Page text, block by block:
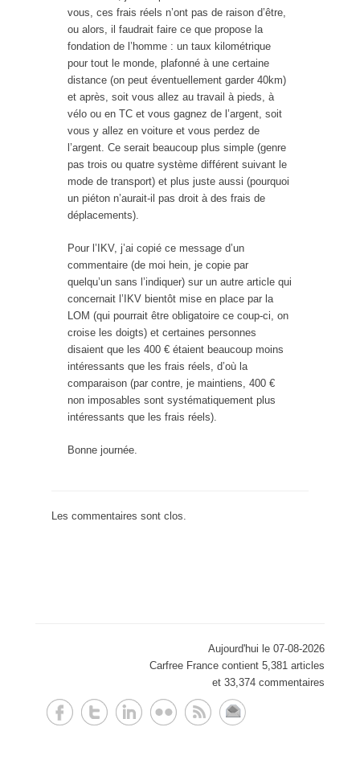
vous, ces frais réels n’ont pas de raison d’être,
ou alors, il faudrait faire ce que propose la
fondation de l’homme : un taux kilométrique
pour tout le monde, plafonné à une certaine
distance (on peut éventuellement garder 40km)
et après, soit vous allez au travail à pieds, à
vélo ou en TC et vous gagnez de l’argent, soit
vous y allez en voiture et vous perdez de
l’argent. Ce serait beaucoup plus simple (genre
pas trois ou quatre système différent suivant le
mode de transport) et plus juste aussi (pourquoi
un piéton n’aurait-il pas droit à des frais de
déplacements).
Pour l’IKV, j’ai copié ce message d’un
commentaire (de moi hein, je copie par
quelqu’un sans l’indiquer) sur un autre article qui
concernait l’IKV bientôt mise en place par la
LOM (qui pourrait être obligatoire ce coup-ci, on
croise les doigts) et certaines personnes
disaient que les 400 € étaient beaucoup moins
intéressants que les frais réels, d’où la
comparaison (par contre, je maintiens, 400 €
non imposables sont systématiquement plus
intéressants que les frais réels).
Bonne journée.
Les commentaires sont clos.
Aujourd'hui le 07-08-2026
Carfree France contient 5,381 articles
et 33,374 commentaires